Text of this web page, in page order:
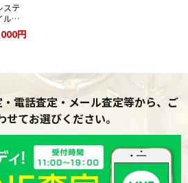
ステ
ルプ
せて
円
電話査定・メール査定等から、ご
せてお選びください。